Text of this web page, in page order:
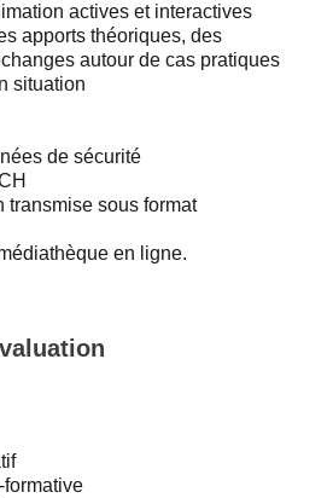
actives et interactives
apports théoriques, des
autour de cas pratiques
situation
de sécurité
transmise sous format
en ligne.
formative